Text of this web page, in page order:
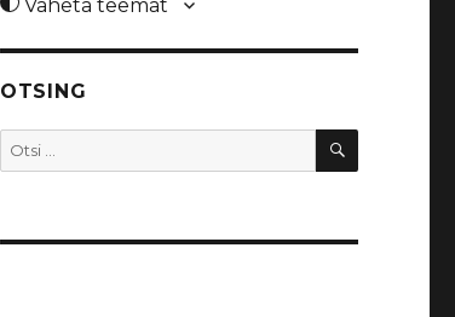
Vaheta teemat
OTSING
Otsi: OTSI